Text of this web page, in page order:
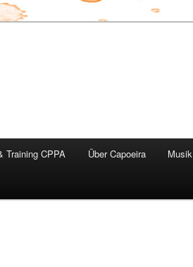
Training CPPA Über Capoeira Musik